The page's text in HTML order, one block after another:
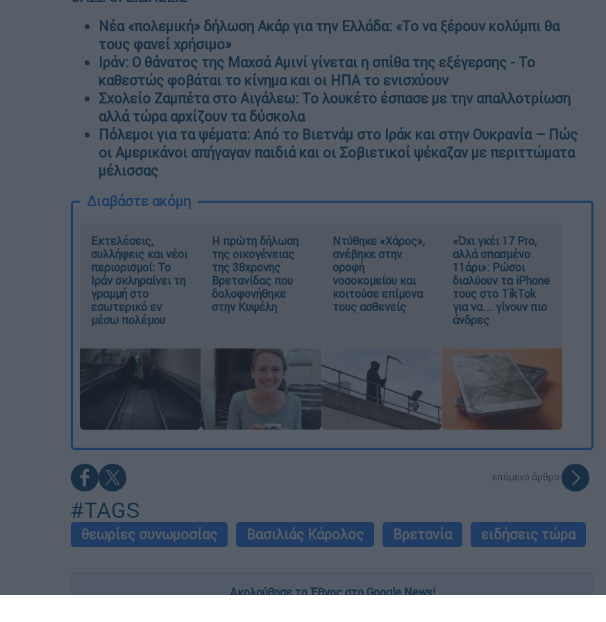
Νέα «πολεμική» δήλωση Ακάρ για την Ελλάδα: «Το να ξέρουν κολύμπι θα
τους φανεί χρήσιμο»
Ιράν: Ο θάνατος της Μαχσά Αμινί γίνεται η σπίθα της εξέγερσης - Το
καθεστώς φοβάται το κίνημα και οι ΗΠΑ το ενισχύουν
Σχολείο Ζαμπέτα στο Αιγάλεω: Το λουκέτο έσπασε με την απαλλοτρίωση
αλλά τώρα αρχίζουν τα δύσκολα
Πόλεμοι για τα ψέματα: Από το Βιετνάμ στο Ιράκ και στην Ουκρανία – Πώς
οι Αμερικάνοι απήγαγαν παιδιά και οι Σοβιετικοί ψέκαζαν με περιττώματα
μέλισσας
Διαβάστε ακόμη
Εκτελέσεις,
συλλήψεις και νέοι
περιορισμοί: Το
Ιράν σκληραίνει τη
γραμμή στο
εσωτερικό εν
μέσω πολέμου
Η πρώτη δήλωση
της οικογένειας
της 38χρονης
Βρετανίδας που
δολοφονήθηκε
στην Κυψέλη
Ντύθηκε «Χάρος»,
ανέβηκε στην
οροφή
νοσοκομείου και
κοιτούσε επίμονα
τους ασθενείς
«Όχι γκέι 17 Pro,
αλλά σπασμένο
11άρι»: Ρώσοι
διαλύουν τα iPhone
τους στο TikTok
για να... γίνουν πιο
άνδρες
επόμενο άρθρο
#TAGS
θεωρίες συνωμοσίας Βασιλιάς Κάρολος Βρετανία ειδήσεις τώρα
Ακολούθησε το Έθνος στο Google News!